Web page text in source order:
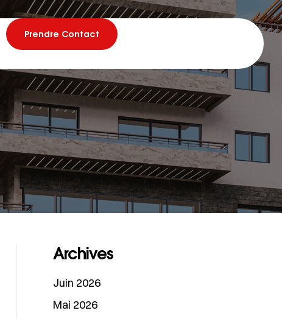
Prendre Contact
Archives
Juin 2026
Mai 2026